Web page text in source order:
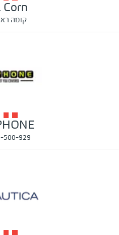
Corn
קומה
500-929